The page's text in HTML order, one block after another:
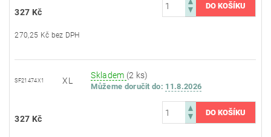
327 Kč
270,25 Kč bez DPH
SF21474X1 XL
Skladem (2 ks)
Můžeme doručit do: 11.8.2026
327 Kč